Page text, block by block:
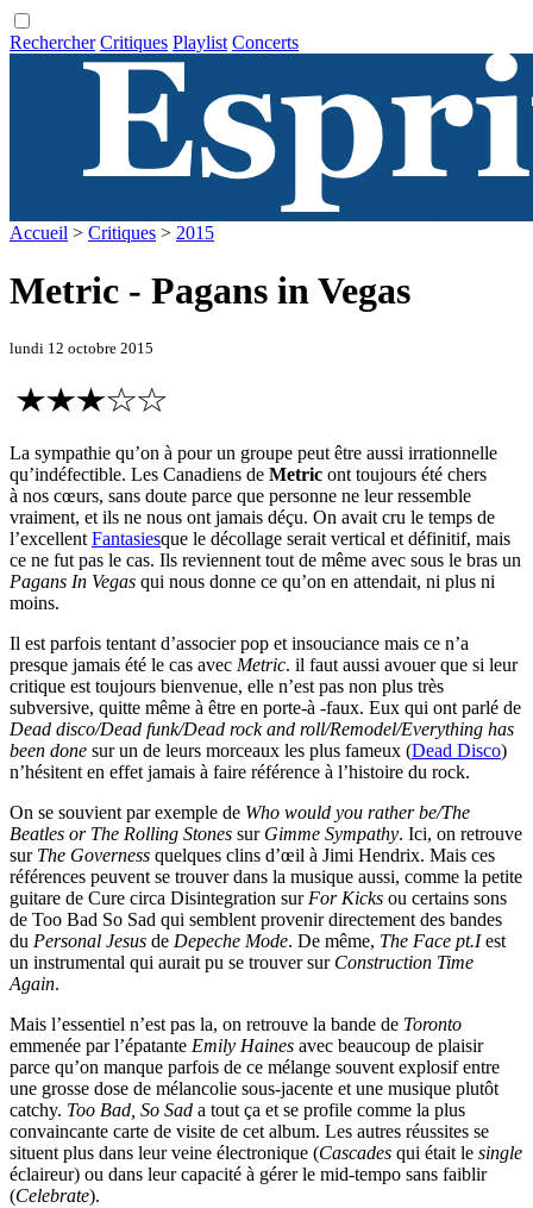
Rechercher Critiques Playlist Concerts
Accueil > Critiques > 2015
Metric - Pagans in Vegas
lundi 12 octobre 2015
La sympathie qu’on à pour un groupe peut être aussi irrationnelle
qu’indéfectible. Les Canadiens de Metric ont toujours été chers
à nos cœurs, sans doute parce que personne ne leur ressemble
vraiment, et ils ne nous ont jamais déçu. On avait cru le temps de
l’excellent Fantasiesque le décollage serait vertical et définitif, mais
ce ne fut pas le cas. Ils reviennent tout de même avec sous le bras un
Pagans In Vegas qui nous donne ce qu’on en attendait, ni plus ni
moins.
Il est parfois tentant d’associer pop et insouciance mais ce n’a
presque jamais été le cas avec Metric. il faut aussi avouer que si leur
critique est toujours bienvenue, elle n’est pas non plus très
subversive, quitte même à être en porte-à -faux. Eux qui ont parlé de
Dead disco/Dead funk/Dead rock and roll/Remodel/Everything has
been done sur un de leurs morceaux les plus fameux (Dead Disco)
n’hésitent en effet jamais à faire référence à l’histoire du rock.
On se souvient par exemple de Who would you rather be/The
Beatles or The Rolling Stones sur Gimme Sympathy. Ici, on retrouve
sur The Governess quelques clins d’œil à Jimi Hendrix. Mais ces
références peuvent se trouver dans la musique aussi, comme la petite
guitare de Cure circa Disintegration sur For Kicks ou certains sons
de Too Bad So Sad qui semblent provenir directement des bandes
du Personal Jesus de Depeche Mode. De même, The Face pt.Iest
un instrumental qui aurait pu se trouver sur Construction Time
Again.
Mais l’essentiel n’est pas la, on retrouve la bande de Toronto
emmenée par l’épatante Emily Haines avec beaucoup de plaisir
parce qu’on manque parfois de ce mélange souvent explosif entre
une grosse dose de mélancolie sous-jacente et une musique plutôt
catchy. Too Bad, So Sad a tout ça et se profile comme la plus
convaincante carte de visite de cet album. Les autres réussites se
situent plus dans leur veine électronique (Cascades qui était le single
éclaireur) ou dans leur capacité à gérer le mid-tempo sans faiblir
(Celebrate).